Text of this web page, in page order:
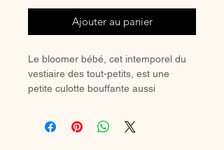
Ajouter au panier
Le bloomer bébé, cet intemporel du
vestiaire des tout-petits, est une
petite culotte bouffante aussi
chaussettes hautes ou des collants